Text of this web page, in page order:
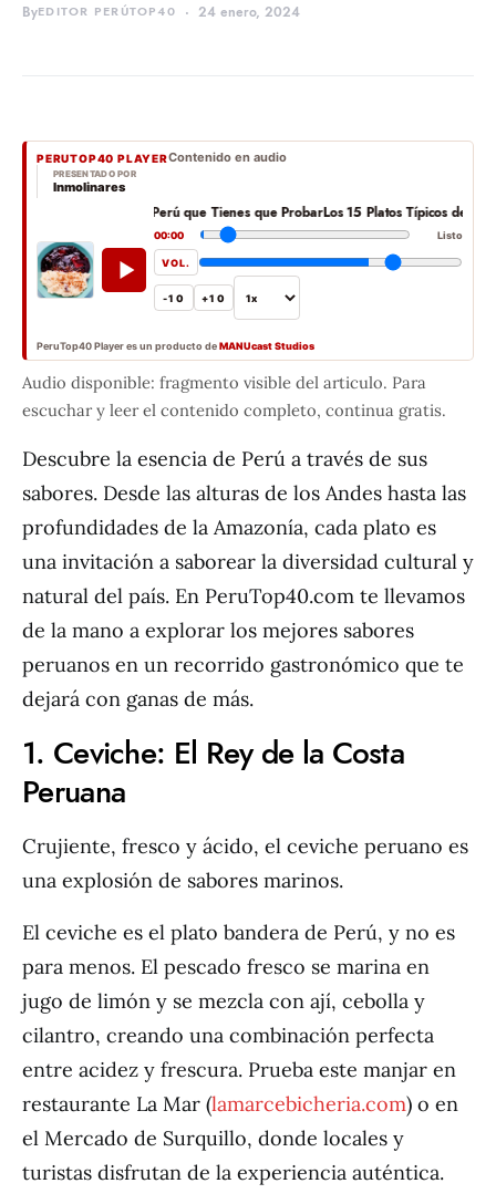
ByEDITOR PERÚTOP40 24 enero, 2024
PERUTOP40 PLAYERContenido en audio
PRESENTADO POR
Inmolinares
Platos Típicos del Perú que Tienes que ProbarLos 15 Platos Típicos del Perú
00:00 Listo
VOL.
-10 +10
PeruTop40 Player es un producto deMANUcast Studios
Audio disponible: fragmento visible del articulo. Para
escuchar y leer el contenido completo, continua gratis.
Descubre la esencia de Perú a través de sus
sabores. Desde las alturas de los Andes hasta las
profundidades de la Amazonía, cada plato es
una invitación a saborear la diversidad cultural y
natural del país. En PeruTop40.com te llevamos
de la mano a explorar los mejores sabores
peruanos en un recorrido gastronómico que te
dejará con ganas de más.
1. Ceviche: El Rey de la Costa
Peruana
Crujiente, fresco y ácido, el ceviche peruano es
una explosión de sabores marinos.
El ceviche es el plato bandera de Perú, y no es
para menos. El pescado fresco se marina en
jugo de limón y se mezcla con ají, cebolla y
cilantro, creando una combinación perfecta
entre acidez y frescura. Prueba este manjar en
restaurante La Mar (lamarcebicheria.com) o en
el Mercado de Surquillo, donde locales y
turistas disfrutan de la experiencia auténtica.